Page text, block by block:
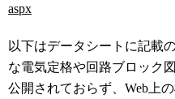
aspx
以下はデータシートに記載
な電気定格や回路ブロック
公開されておらず、Web上